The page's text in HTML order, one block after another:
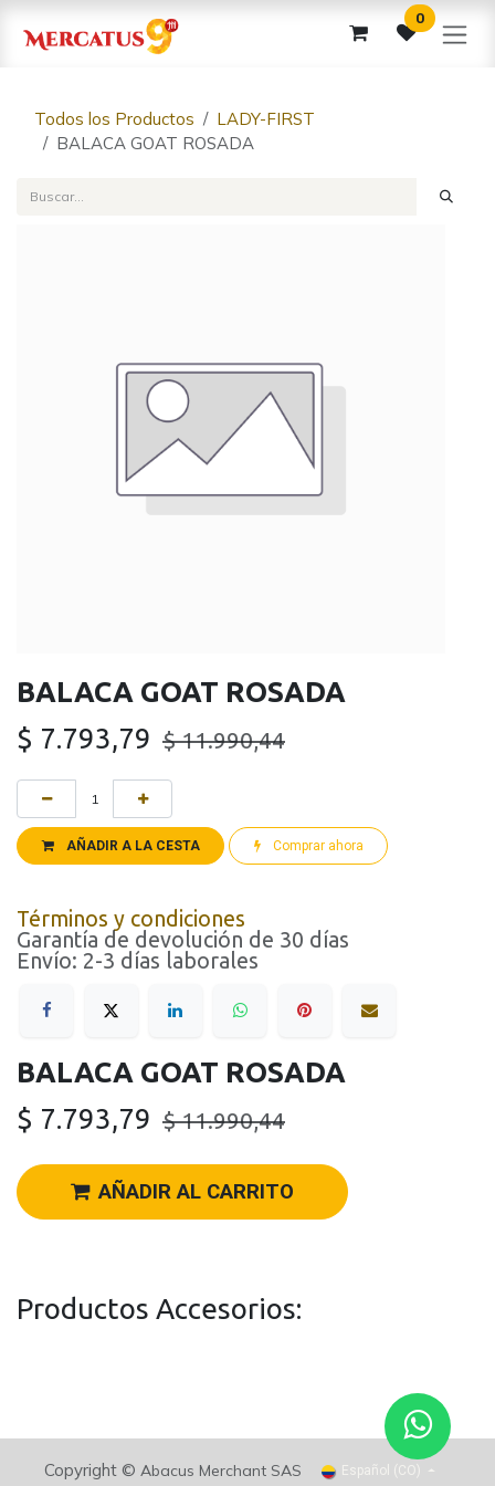
0
Todos los Productos
LADY-FIRST
BALACA GOAT ROSADA
BALACA GOAT ROSADA
$ 7.793,79 $11.990,44
AÑADIR A LA CESTA Comprar ahora
Términos y condiciones
Garantía de devolución de 30 días
Envío: 2-3 días laborales
BALACA GOAT ROSADA
$ 7.793,79 $11.990,44
AÑADIR AL CARRITO
Productos Accesorios:
Copyright © Abacus Merchant SAS Español (CO)